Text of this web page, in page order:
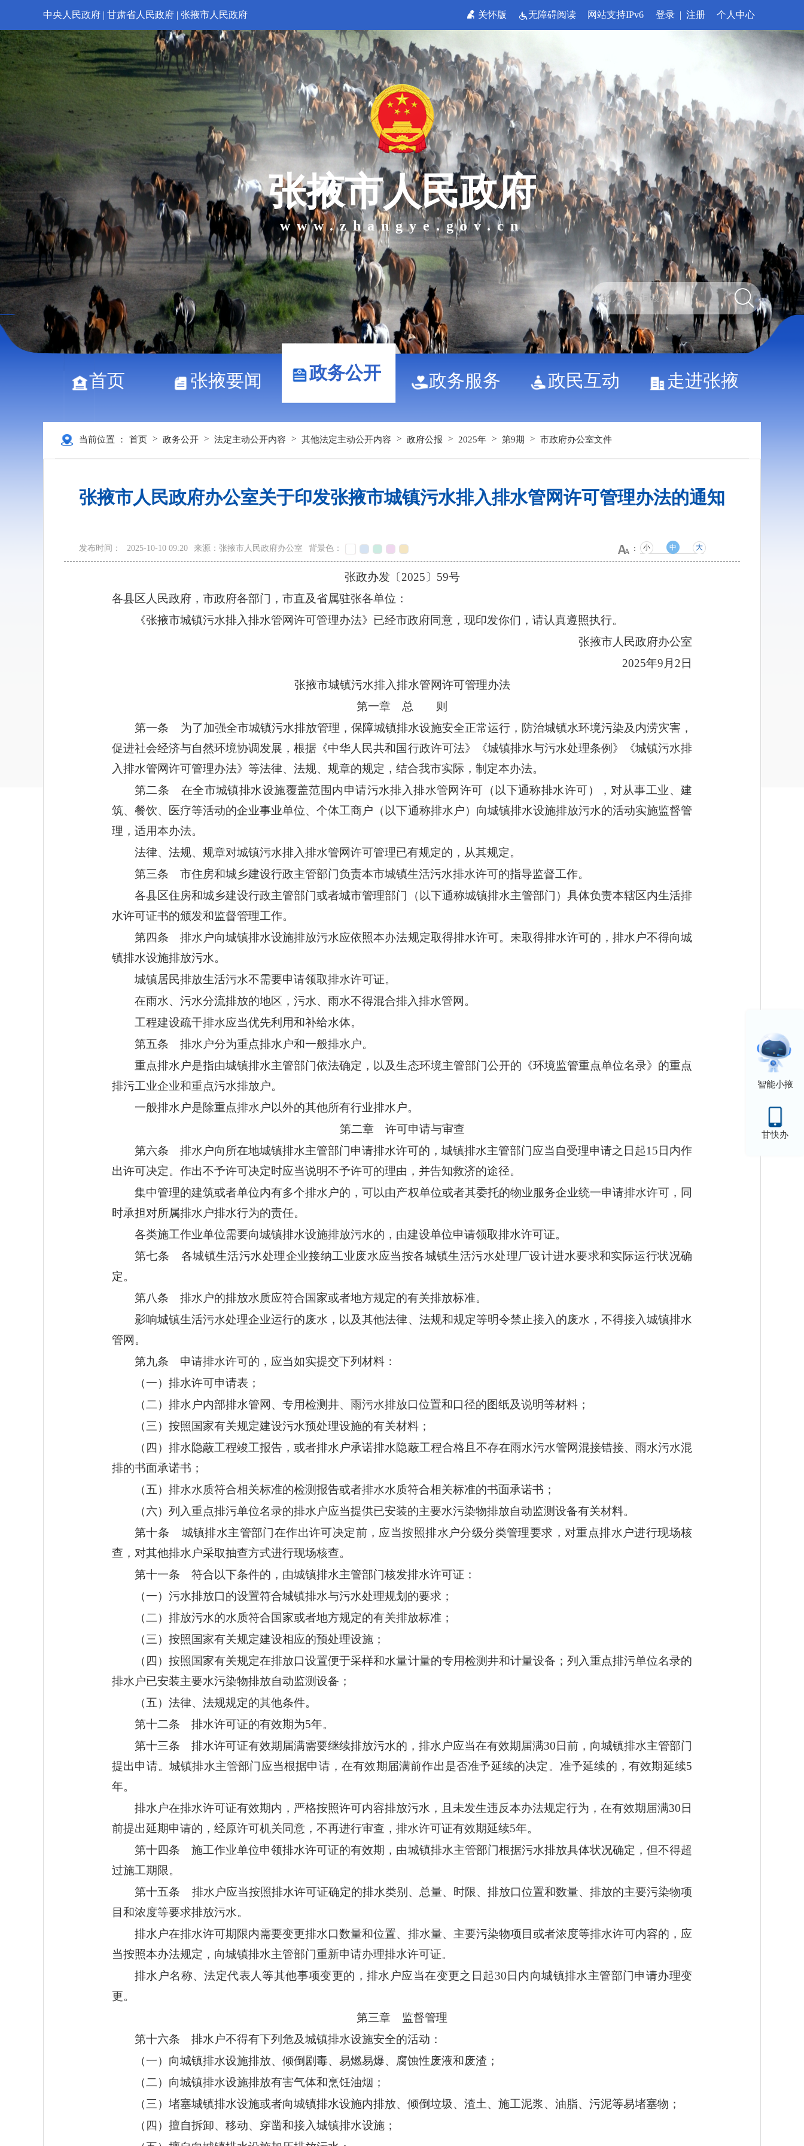
中央人民政府 | 甘肃省人民政府 | 张掖市人民政府 关怀版 无障碍阅读 网站支持IPv6 登录 | 注册 个人中心
张掖市人民政府
www.zhangye.gov.cn
首页 张掖要闻 政务公开 政务服务 政民互动 走进张掖
智能小掖
甘快办
当前位置 ： 首页 > 政务公开 > 法定主动公开内容 > 其他法定主动公开内容 > 政府公报 > 2025年 > 第9期 > 市政府办公室文件
张掖市人民政府办公室关于印发张掖市城镇污水排入排水管网许可管理办法的通知
发布时间： 2025-10-10 09:20 来源：张掖市人民政府办公室 背景色： ： 小 中 大
张政办发〔2025〕59号
各县区人民政府，市政府各部门，市直及省属驻张各单位：
《张掖市城镇污水排入排水管网许可管理办法》已经市政府同意，现印发你们，请认真遵照执行。
张掖市人民政府办公室
2025年9月2日
张掖市城镇污水排入排水管网许可管理办法
第一章 总 则
第一条 为了加强全市城镇污水排放管理，保障城镇排水设施安全正常运行，防治城镇水环境污染及内涝灾害，
促进社会经济与自然环境协调发展，根据《中华人民共和国行政许可法》《城镇排水与污水处理条例》《城镇污水排
入排水管网许可管理办法》等法律、法规、规章的规定，结合我市实际，制定本办法。
第二条 在全市城镇排水设施覆盖范围内申请污水排入排水管网许可（以下通称排水许可），对从事工业、建
筑、餐饮、医疗等活动的企业事业单位、个体工商户（以下通称排水户）向城镇排水设施排放污水的活动实施监督管
理，适用本办法。
法律、法规、规章对城镇污水排入排水管网许可管理已有规定的，从其规定。
第三条 市住房和城乡建设行政主管部门负责本市城镇生活污水排水许可的指导监督工作。
各县区住房和城乡建设行政主管部门或者城市管理部门（以下通称城镇排水主管部门）具体负责本辖区内生活排
水许可证书的颁发和监督管理工作。
第四条 排水户向城镇排水设施排放污水应依照本办法规定取得排水许可。未取得排水许可的，排水户不得向城
镇排水设施排放污水。
城镇居民排放生活污水不需要申请领取排水许可证。
在雨水、污水分流排放的地区，污水、雨水不得混合排入排水管网。
工程建设疏干排水应当优先利用和补给水体。
第五条 排水户分为重点排水户和一般排水户。
重点排水户是指由城镇排水主管部门依法确定，以及生态环境主管部门公开的《环境监管重点单位名录》的重点
排污工业企业和重点污水排放户。
一般排水户是除重点排水户以外的其他所有行业排水户。
第二章 许可申请与审查
第六条 排水户向所在地城镇排水主管部门申请排水许可的，城镇排水主管部门应当自受理申请之日起15日内作
出许可决定。作出不予许可决定时应当说明不予许可的理由，并告知救济的途径。
集中管理的建筑或者单位内有多个排水户的，可以由产权单位或者其委托的物业服务企业统一申请排水许可，同
时承担对所属排水户排水行为的责任。
各类施工作业单位需要向城镇排水设施排放污水的，由建设单位申请领取排水许可证。
第七条 各城镇生活污水处理企业接纳工业废水应当按各城镇生活污水处理厂设计进水要求和实际运行状况确
定。
第八条 排水户的排放水质应符合国家或者地方规定的有关排放标准。
影响城镇生活污水处理企业运行的废水，以及其他法律、法规和规定等明令禁止接入的废水，不得接入城镇排水
管网。
第九条 申请排水许可的，应当如实提交下列材料：
（一）排水许可申请表；
（二）排水户内部排水管网、专用检测井、雨污水排放口位置和口径的图纸及说明等材料；
（三）按照国家有关规定建设污水预处理设施的有关材料；
（四）排水隐蔽工程竣工报告，或者排水户承诺排水隐蔽工程合格且不存在雨水污水管网混接错接、雨水污水混
排的书面承诺书；
（五）排水水质符合相关标准的检测报告或者排水水质符合相关标准的书面承诺书；
（六）列入重点排污单位名录的排水户应当提供已安装的主要水污染物排放自动监测设备有关材料。
第十条 城镇排水主管部门在作出许可决定前，应当按照排水户分级分类管理要求，对重点排水户进行现场核
查，对其他排水户采取抽查方式进行现场核查。
第十一条 符合以下条件的，由城镇排水主管部门核发排水许可证：
（一）污水排放口的设置符合城镇排水与污水处理规划的要求；
（二）排放污水的水质符合国家或者地方规定的有关排放标准；
（三）按照国家有关规定建设相应的预处理设施；
（四）按照国家有关规定在排放口设置便于采样和水量计量的专用检测井和计量设备；列入重点排污单位名录的
排水户已安装主要水污染物排放自动监测设备；
（五）法律、法规规定的其他条件。
第十二条 排水许可证的有效期为5年。
第十三条 排水许可证有效期届满需要继续排放污水的，排水户应当在有效期届满30日前，向城镇排水主管部门
提出申请。城镇排水主管部门应当根据申请，在有效期届满前作出是否准予延续的决定。准予延续的，有效期延续5
年。
排水户在排水许可证有效期内，严格按照许可内容排放污水，且未发生违反本办法规定行为，在有效期届满30日
前提出延期申请的，经原许可机关同意，不再进行审查，排水许可证有效期延续5年。
第十四条 施工作业单位申领排水许可证的有效期，由城镇排水主管部门根据污水排放具体状况确定，但不得超
过施工期限。
第十五条 排水户应当按照排水许可证确定的排水类别、总量、时限、排放口位置和数量、排放的主要污染物项
目和浓度等要求排放污水。
排水户在排水许可期限内需要变更排水口数量和位置、排水量、主要污染物项目或者浓度等排水许可内容的，应
当按照本办法规定，向城镇排水主管部门重新申请办理排水许可证。
排水户名称、法定代表人等其他事项变更的，排水户应当在变更之日起30日内向城镇排水主管部门申请办理变
更。
第三章 监督管理
第十六条 排水户不得有下列危及城镇排水设施安全的活动：
（一）向城镇排水设施排放、倾倒剧毒、易燃易爆、腐蚀性废液和废渣；
（二）向城镇排水设施排放有害气体和烹饪油烟；
（三）堵塞城镇排水设施或者向城镇排水设施内排放、倾倒垃圾、渣土、施工泥浆、油脂、污泥等易堵塞物；
（四）擅自拆卸、移动、穿凿和接入城镇排水设施；